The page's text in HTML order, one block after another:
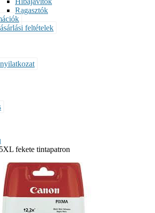
Ragasztók
feltételek
fekete tintapatron